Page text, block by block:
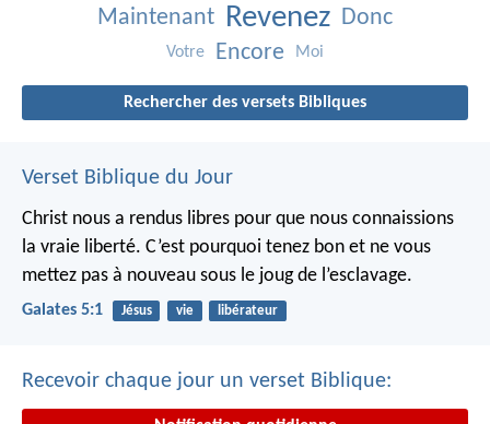
Maintenant Revenez Donc
Votre Encore Moi
Rechercher des versets Bibliques
Verset Biblique du Jour
Christ nous a rendus libres pour que nous connaissions
la vraie liberté. C’est pourquoi tenez bon et ne vous
mettez pas à nouveau sous le joug de l’esclavage.
Galates 5:1 Jésus vie libérateur
Recevoir chaque jour un verset Biblique: